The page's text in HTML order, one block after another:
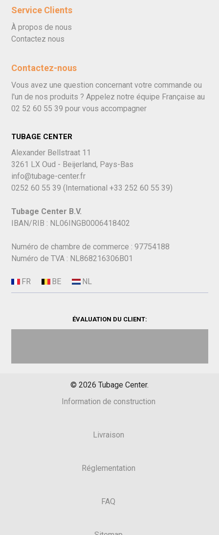
Service Clients
À propos de nous
Contactez nous
Contactez-nous
Vous avez une question concernant votre commande ou
l'un de nos produits ? Appelez notre équipe Française au
02 52 60 55 39 pour vous accompagner
TUBAGE CENTER
Alexander Bellstraat 11
3261 LX Oud - Beijerland, Pays-Bas
info@tubage-center.fr
0252 60 55 39 (International +33 252 60 55 39)
Tubage Center B.V.
IBAN/RIB : NL06INGB0006418402
Numéro de chambre de commerce : 97754188
Numéro de TVA : NL868216306B01
ÉVALUATION DU CLIENT:
© 2026 Tubage Center.
Information de construction
Livraison
Réglementation
FAQ